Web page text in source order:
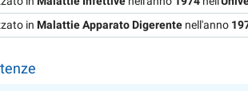
in Malattie Apparato Digerente nell'anno